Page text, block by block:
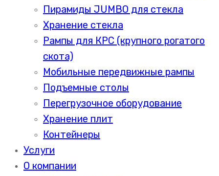
Пирамиды JUMBO для стекла
Хранение стекла
Рампы для КРС (крупного рогатого
скота)
Мобильные передвижные рампы
Подъемные столы
Перегрузочное оборудование
Хранение плит
Контейнеры
Услуги
О компании